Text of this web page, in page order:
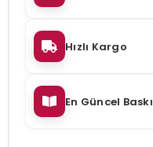
Hızlı Kargo
En Güncel Baskı